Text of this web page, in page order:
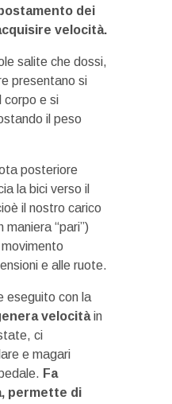
dei
velocità.
salite che dossi,
presentano si
corpo e si
il peso
posteriore
la bici verso il
il nostro carico
maniera “pari”)
e alle ruote.
eseguito con la
velocitàin
ci
e magari
Fa
permette di